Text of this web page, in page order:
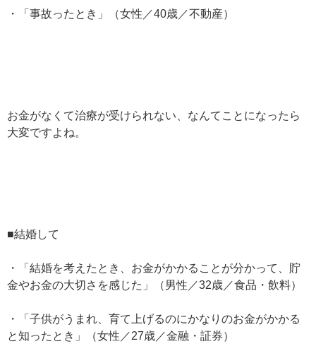
・「事故ったとき」（女性／40歳／不動産）
お金がなくて治療が受けられない、なんてことになったら
大変ですよね。
■結婚して
・「結婚を考えたとき、お金がかかることが分かって、貯
金やお金の大切さを感じた」（男性／32歳／食品・飲料）
・「子供がうまれ、育て上げるのにかなりのお金がかかる
と知ったとき」（女性／27歳／金融・証券）